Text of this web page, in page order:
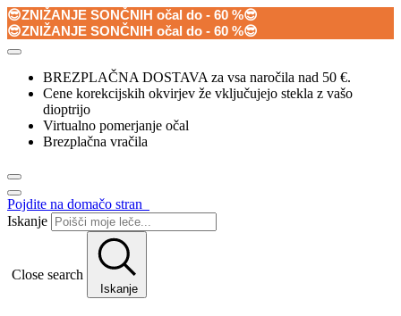
😎ZNIŽANJE SONČNIH očal do - 60 %😎
😎ZNIŽANJE SONČNIH očal do - 60 %😎
BREZPLAČNA DOSTAVA za vsa naročila nad 50 €.
Cene korekcijskih okvirjev že vključujejo stekla z vašo
dioptrijo
Virtualno pomerjanje očal
Brezplačna vračila
Pojdite na domačo stran
Iskanje
Close search
Iskanje